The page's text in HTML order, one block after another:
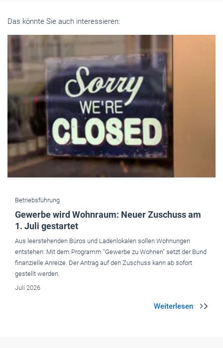
Das könnte Sie auch interessieren:
Betriebsführung
Gewerbe wird Wohnraum: Neuer Zuschuss am
1. Juli gestartet
Aus leerstehenden Büros und Ladenlokalen sollen Wohnungen
entstehen: Mit dem Programm "Gewerbe zu Wohnen" setzt der Bund
finanzielle Anreize. Der Antrag auf den Zuschuss kann ab sofort
gestellt werden.
Juli 2026